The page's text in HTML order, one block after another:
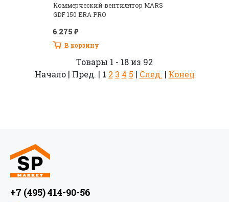
Коммерческий вентилятор MARS
GDF 150 ERA PRO
6 275 ₽
В корзину
Товары 1 - 18 из 92
Начало | Пред. | 1 2 3 4 5 | След. | Конец
+7 (495) 414-90-56